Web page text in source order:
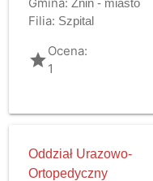
Filia: Szpital
gradeOcena:
1
Oddział Urazowo-
Ortopedyczny